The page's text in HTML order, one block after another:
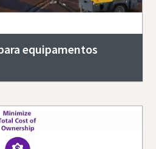
equipamentos